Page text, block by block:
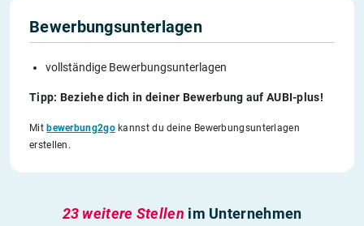
Bewerbungsunterlagen
vollständige Bewerbungsunterlagen
Tipp: Beziehe dich in deiner Bewerbung auf AUBI-plus!
Mitbewerbung2gokannst du deine Bewerbungsunterlagen
erstellen.
23 weitere Stellen im Unternehmen